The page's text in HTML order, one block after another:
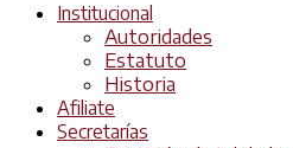
Institucional
Autoridades
Estatuto
Historia
Afiliate
Secretarías